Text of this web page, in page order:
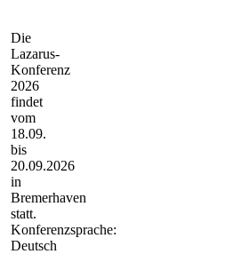
Die
Lazarus-
Konferenz
2026
findet
vom
18.09.
bis
20.09.2026
in
Bremerhaven
statt.
Konferenzsprache:
Deutsch